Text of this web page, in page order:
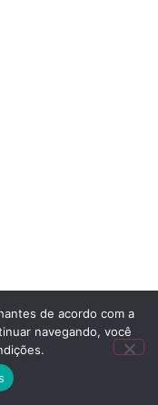
de acordo com a
navegando, você